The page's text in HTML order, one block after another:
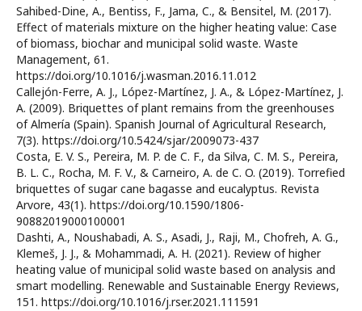
Sahibed-Dine, A., Bentiss, F., Jama, C., & Bensitel, M. (2017).
Effect of materials mixture on the higher heating value: Case
of biomass, biochar and municipal solid waste. Waste
Management, 61.
https://doi.org/10.1016/j.wasman.2016.11.012
Callejón-Ferre, A. J., López-Martínez, J. A., & López-Martínez, J.
A. (2009). Briquettes of plant remains from the greenhouses
of Almería (Spain). Spanish Journal of Agricultural Research,
7(3). https://doi.org/10.5424/sjar/2009073-437
Costa, E. V. S., Pereira, M. P. de C. F., da Silva, C. M. S., Pereira,
B. L. C., Rocha, M. F. V., & Carneiro, A. de C. O. (2019). Torrefied
briquettes of sugar cane bagasse and eucalyptus. Revista
Arvore, 43(1). https://doi.org/10.1590/1806-
90882019000100001
Dashti, A., Noushabadi, A. S., Asadi, J., Raji, M., Chofreh, A. G.,
Klemeš, J. J., & Mohammadi, A. H. (2021). Review of higher
heating value of municipal solid waste based on analysis and
smart modelling. Renewable and Sustainable Energy Reviews,
151. https://doi.org/10.1016/j.rser.2021.111591